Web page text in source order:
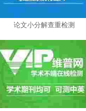
论文小分解查重检测